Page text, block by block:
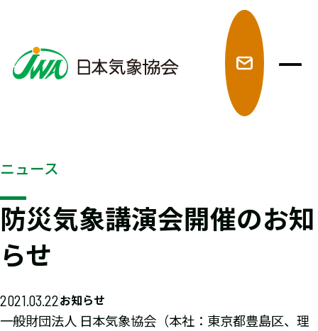
ニュース
防災気象講演会開催のお知
らせ
2021.03.22お知らせ
一般財団法人 日本気象協会（本社：東京都豊島区、理